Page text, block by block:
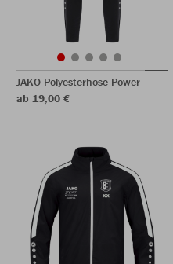
JAKO Polyesterhose Power
ab 19,00 €